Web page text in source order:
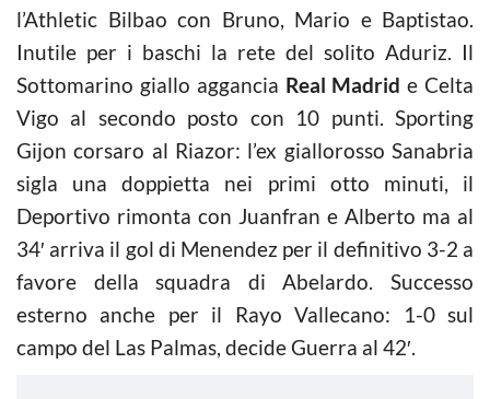
l’Athletic Bilbao con Bruno, Mario e Baptistao.
Inutile per i baschi la rete del solito Aduriz. Il
Sottomarino giallo aggancia Real Madrid e Celta
Vigo al secondo posto con 10 punti. Sporting
Gijon corsaro al Riazor: l’ex giallorosso Sanabria
sigla una doppietta nei primi otto minuti, il
Deportivo rimonta con Juanfran e Alberto ma al
34′ arriva il gol di Menendez per il definitivo 3-2 a
favore della squadra di Abelardo. Successo
esterno anche per il Rayo Vallecano: 1-0 sul
campo del Las Palmas, decide Guerra al 42′.